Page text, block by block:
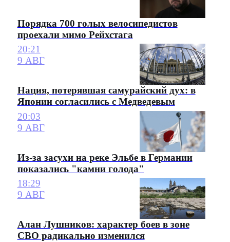
Порядка 700 голых велосипедистов
проехали мимо Рейхстага
20:21
9 АВГ
Нация, потерявшая самурайский дух: в
Японии согласились с Медведевым
20:03
9 АВГ
Из-за засухи на реке Эльбе в Германии
показались "камни голода"
18:29
9 АВГ
Алан Лушников: характер боев в зоне
СВО радикально изменился